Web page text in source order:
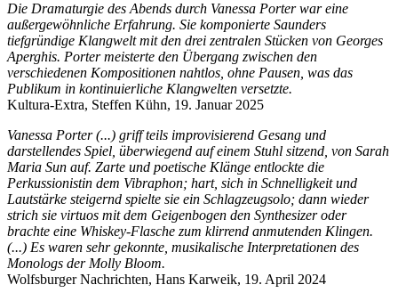
Die Dramaturgie des Abends durch Vanessa Porter war eine
außergewöhnliche Erfahrung. Sie komponierte Saunders
tiefgründige Klangwelt mit den drei zentralen Stücken von Georges
Aperghis. Porter meisterte den Übergang zwischen den
verschiedenen Kompositionen nahtlos, ohne Pausen, was das
Publikum in kontinuierliche Klangwelten versetzte.
Kultura-Extra, Steffen Kühn, 19. Januar 2025
Vanessa Porter (...) griff teils improvisierend Gesang und
darstellendes Spiel, überwiegend auf einem Stuhl sitzend, von Sarah
Maria Sun auf. Zarte und poetische Klänge entlockte die
Perkussionistin dem Vibraphon; hart, sich in Schnelligkeit und
Lautstärke steigernd spielte sie ein Schlagzeugsolo; dann wieder
strich sie virtuos mit dem Geigenbogen den Synthesizer oder
brachte eine Whiskey-Flasche zum klirrend anmutenden Klingen.
(...) Es waren sehr gekonnte, musikalische Interpretationen des
Monologs der Molly Bloom.
Wolfsburger Nachrichten, Hans Karweik, 19. April 2024